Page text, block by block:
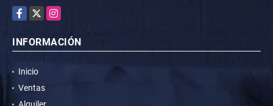
Facebook
X Instagram
INFORMACIÓN
Inicio
Ventas